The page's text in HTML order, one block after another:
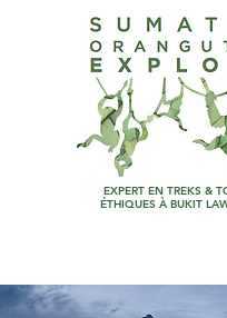
EXPERT EN TREKS &
ÉTHIQUES À BUKIT